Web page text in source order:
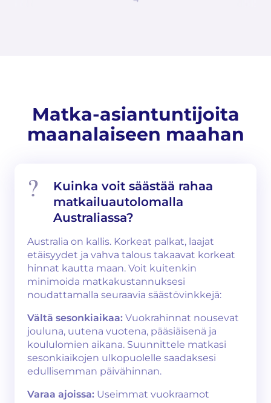
Matka-asiantuntijoita
maanalaiseen maahan
Kuinka voit säästää rahaa
matkailuautolomalla
Australiassa?
Australia on kallis. Korkeat palkat, laajat
etäisyydet ja vahva talous takaavat korkeat
hinnat kautta maan. Voit kuitenkin
minimoida matkakustannuksesi
noudattamalla seuraavia säästövinkkejä:
Vältä sesonkiaikaa: Vuokrahinnat nousevat
jouluna, uutena vuotena, pääsiäisenä ja
koululomien aikana. Suunnittele matkasi
sesonkiaikojen ulkopuolelle saadaksesi
edullisemman päivähinnan.
Varaa ajoissa: Useimmat vuokraamot